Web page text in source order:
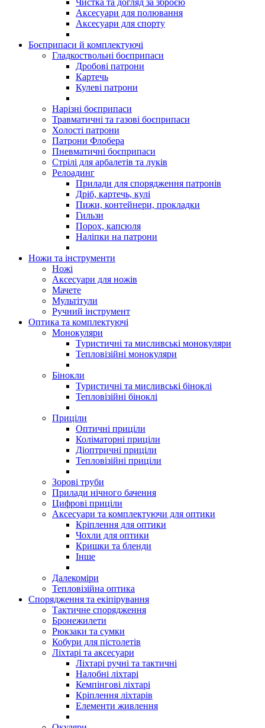
Чистка та догляд за зброєю
Аксесуари для полювання
Аксесуари для спорту
Боєприпаси й комплектуючі
Гладкоствольні боєприпаси
Дробові патрони
Картечь
Кулеві патрони
Нарізні боєприпаси
Травматичні та газові боєприпаси
Холості патрони
Патрони Флобера
Пневматичні боєприпаси
Стрілі для арбалетів та луків
Релоадинг
Прилади для спорядження патронів
Дріб, картечь, кулі
Пижи, контейнери, прокладки
Гильзи
Порох, капсюля
Наліпки на патрони
Ножи та інструменти
Ножі
Аксесуари для ножів
Мачете
Мультітули
Ручний інструмент
Оптика та комплектуючі
Монокуляри
Туристичні та мисливські монокуляри
Тепловізійні монокуляри
Бінокли
Туристичні та мисливські біноклі
Тепловізійні біноклі
Приціли
Оптичні приціли
Коліматорні приціли
Діоптричні приціли
Тепловізійні приціли
Зорові труби
Прилади нічного бачення
Цифрові приціли
Аксесуари та комплектуючи для оптики
Кріплення для оптики
Чохли для оптики
Кришки та бленди
Інше
Далекоміри
Тепловізійна оптика
Спорядження та екіпірування
Тактичне спорядження
Бронежилети
Рюкзаки та сумки
Кобури для пістолетів
Ліхтарі та аксесуари
Ліхтарі ручні та тактичні
Налобні ліхтарі
Кемпінгові ліхтарі
Кріплення ліхтарів
Елементи живлення